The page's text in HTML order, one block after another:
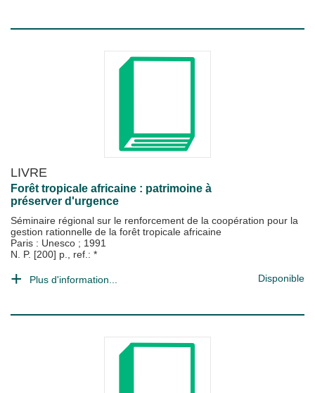
LIVRE
Forêt tropicale africaine : patrimoine à
préserver d'urgence
Séminaire régional sur le renforcement de la coopération pour la
gestion rationnelle de la forêt tropicale africaine
Paris : Unesco ; 1991
N. P. [200] p., ref.: *
Plus d'information... Disponible